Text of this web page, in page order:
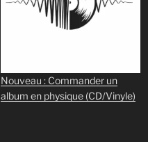
Nouveau : Commander un
album en physique (CD/Vinyle)